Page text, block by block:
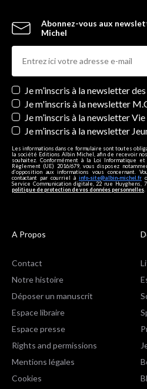
Abonnez-vous aux
Michel
Newsletters
Je m’inscris à la newsletter
Je m'inscris à la newsletter
Je m’inscris à la newsletter
Je m’inscris à la newsletter
Les informations dans ce formulaire sont toutes
la société Editions Albin Michel, afin de recevoir
souhaitez. Conformément à la Loi Informatique
Règlement (UE) 2016/679, vous disposez
d’opposition aux informations vous concernant.
contactant par courriel à info-site@albin-michel.fr
Service Communication digitale, 22 rue Huyghens,
politique de protection de vos données personnelles.
A Propos
Contact
Notre histoire
Déposer un manuscrit
Espace libraire
Espace presse
Rights and permissions
Mentions légales
Cookies